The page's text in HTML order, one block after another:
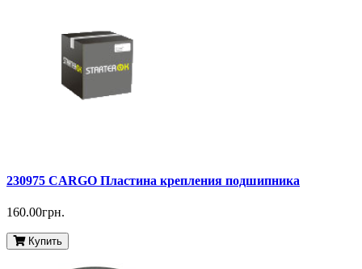
230975 CARGO Пластина крепления подшипника
160.00грн.
Купить